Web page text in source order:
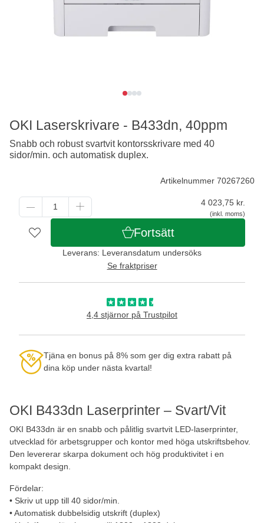
OKI B433dn Laserprinter – Svart/Vit
OKI B433dn är en snabb och pålitlig svartvit LED-laserprinter,
utvecklad för arbetsgrupper och kontor med höga utskriftsbehov.
Den levererar skarpa dokument och hög produktivitet i en
kompakt design.
Fördelar:
• Skriv ut upp till 40 sidor/min.
• Automatisk dubbelsidig utskrift (duplex)
Artikelnummer 70267260
4 023,75 kr.
(inkl. moms)
Fortsätt
Leverans: Leveransdatum undersöks
Se fraktpriser
4,4 stjärnor på Trustpilot
Tjäna en bonus på 8% som ger dig extra rabatt på
dina köp under nästa kvartal!
OKI Laserskrivare - B433dn, 40ppm
Snabb och robust svartvit kontorsskrivare med 40
sidor/min. och automatisk duplex.